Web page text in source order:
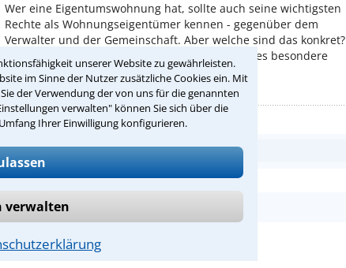
unserer Website zu gewährleisten.
im Sinne der Nutzer zusätzliche Cookies ein. Mit
der Verwendung der von uns für die genannten
verwalten" können Sie sich über die
Ihrer Einwilligung konfigurieren.
verwalten
Wer eine Eigentumswohnung hat, sollte auch seine wichtigsten
Rechte als Wohnungseigentümer kennen - gegenüber dem
Verwalter und der Gemeinschaft. Aber welche sind das konkret?
Für Wohnungseigentümergemeinschaften gibt es besondere
Regeln, niedergelegt ...